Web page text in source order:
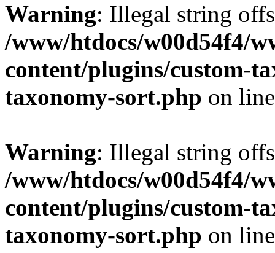
Warning: Illegal string
/www/htdocs/w00d54f4/
content/plugins/custom-
taxonomy-sort.php on
Warning: Illegal string
/www/htdocs/w00d54f4/
content/plugins/custom-
taxonomy-sort.php on